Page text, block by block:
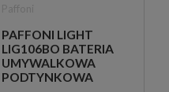
PAFFONI LIGHT
LIG106BO BATERIA
UMYWALKOWA
PODTYNKOWA